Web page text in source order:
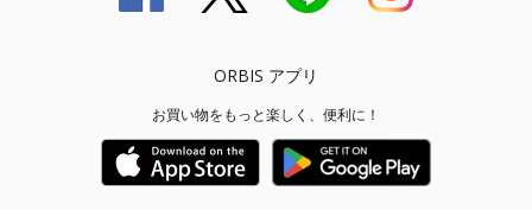
ORBIS アプリ
お買い物をもっと楽しく、便利に！